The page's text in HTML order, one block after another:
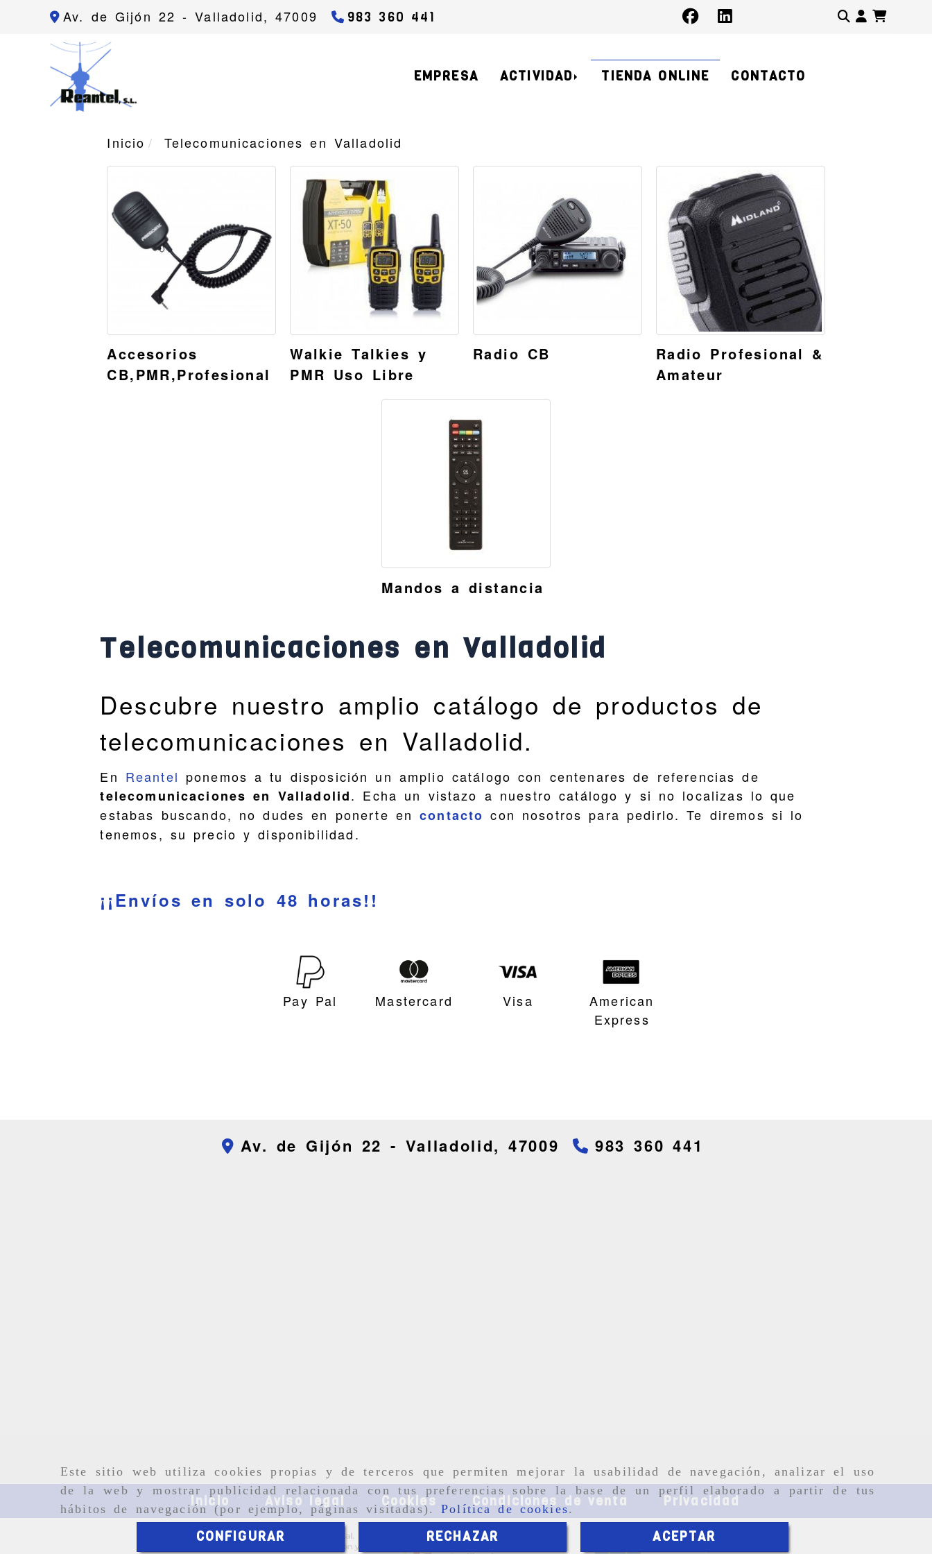
Este sitio web utiliza cookies propias y de terceros que permiten mejorar la usabilidad de navegación, analizar el uso
de la web y mostrar publicidad relacionada con tus preferencias sobre la base de un perfil elaborado a partir de tus
hábitos de navegación (por ejemplo, páginas visitadas).Política de cookies.
CONFIGURAR RECHAZAR ACEPTAR
Av. de Gijón 22 -Valladolid,47009 983 360 441
EMPRESA ACTIVIDAD TIENDA ONLINE CONTACTO
Inicio Telecomunicaciones en Valladolid
Accesorios
CB,PMR,Profesional
Walkie Talkies y
PMR Uso Libre
Radio CB
Radio Profesional &
Amateur
Mandos a distancia
Telecomunicaciones en Valladolid
Descubre nuestro amplio catálogo de productos de
telecomunicaciones en Valladolid.
En Reantel ponemos a tu disposición un amplio catálogo con centenares de referencias de
telecomunicaciones en Valladolid. Echa un vistazo a nuestro catálogo y si no localizas lo que
estabas buscando, no dudes en ponerte encontacto con nosotros para pedirlo. Te diremos si lo
tenemos, su precio y disponibilidad.
¡¡Envíos en solo 48 horas!!
Pay Pal Mastercard Visa
American
Express
Av. de Gijón 22 - Valladolid,47009 983 360 441
Inicio Aviso legal Cookies Condiciones de venta Privacidad